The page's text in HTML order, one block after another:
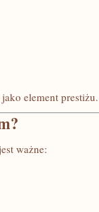
element prestiżu.
ważne: